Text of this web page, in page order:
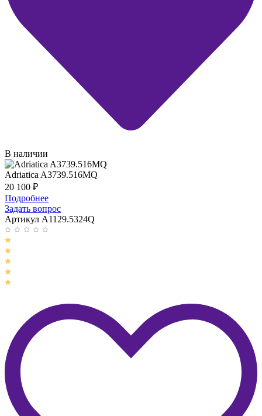
В наличии
Adriatica A3739.516MQ
20 100 ₽
Подробнее
Задать вопрос
Артикул A1129.5324Q